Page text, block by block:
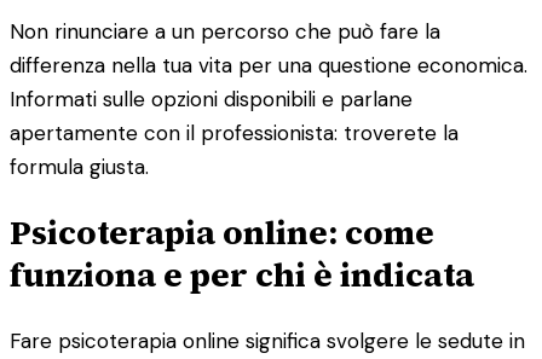
Non rinunciare a un percorso che può fare la
differenza nella tua vita per una questione economica.
Informati sulle opzioni disponibili e parlane
apertamente con il professionista: troverete la
formula giusta.
Psicoterapia online: come
funziona e per chi è indicata
Fare psicoterapia online significa svolgere le sedute in